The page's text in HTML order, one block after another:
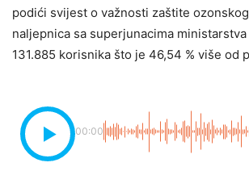
podići svijest o važnosti zaštite
naljepnica sa superjunacima
131.885 korisnika što je 46,54 % više od
00:00